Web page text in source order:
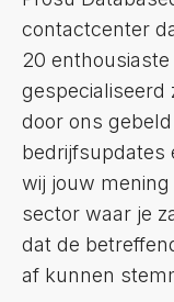
contactcenter
20
gespecialiseerd
door ons
bedrijfsupdates
wij jouw
sector waar je
dat de
af kunnen